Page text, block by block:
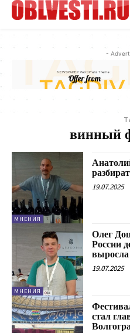
-
винный
МНЕНИЯ
19.07.2025
МНЕНИЯ
Олег
России
выросла
19.07.2025
стал